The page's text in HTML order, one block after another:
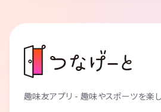
趣味友アプリ - 趣味やスポーツを楽し